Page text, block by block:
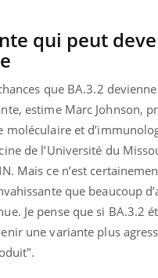
qui peut
que BA.3.2
estime Marc Johnson,
moléculaire et
de l’Université du
Mais ce n’est
que beaucoup
Je pense que si BA.3.2
une variante plus